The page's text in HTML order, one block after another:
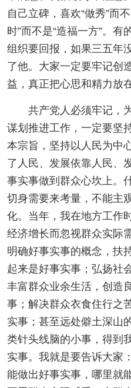
自己立碑，喜欢“做秀”而
时”而不是“造福一方”。
组织要回报，如果三五年
了他。大家一定要牢记创
益，真正把心思和精力放
共产党人必须牢记，
谋划推进工作，一定要坚
本宗旨，坚持以人民为中
了人民、发展依靠人民、
事实事做到群众心坎上。
切身需要来考量，不能主
化。当年，我在地方工作
经济增长而忽视群众实际
明确好事实事的概念，扶
起来是好事实事；弘扬社
丰富群众业余生活，创造
事；解决群众衣食住行之
实事；甚至远处僻土深山
类针头线脑的小事，得到
实事。我就是要告诉大家
能做出好事实事，哪里就